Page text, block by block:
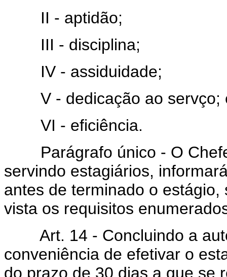
II - aptidão;
III - disciplina;
IV - assiduidade;
V - dedicação ao servço;
VI - eficiência.
Parágrafo único - O
servindo estagiários,
antes de terminado o
vista os requisitos
Art. 14 - Concluindo a
conveniência de efetivar o
do prazo de 30 dias a que se